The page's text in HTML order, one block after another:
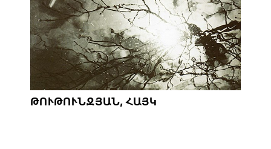
ԹՈՒԹՈՒՆՋՅԱՆ, ՀԱՅԿ